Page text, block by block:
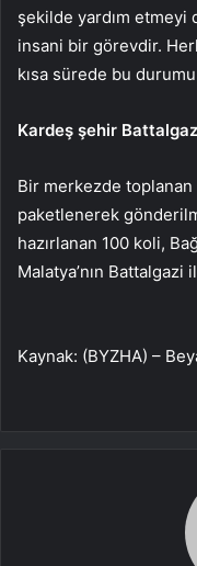
şekilde yardım etmeyi
insani bir görevdir.
kısa sürede bu
Kardeş şehir
Bir merkezde
paketlenerek
hazırlanan 100 koli,
Malatya’nın
Kaynak: (BYZHA) –